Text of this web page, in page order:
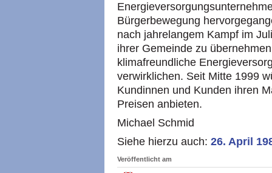
Bürgerbewegung
nach jahrelangem Kampf im
ihrer Gemeinde zu
klimafreundliche
verwirklichen. Seit Mitte 1999
Kundinnen und Kunden ihren
Preisen anbieten.
Michael Schmid
Siehe hierzu auch: 26. April
Veröffentlicht am